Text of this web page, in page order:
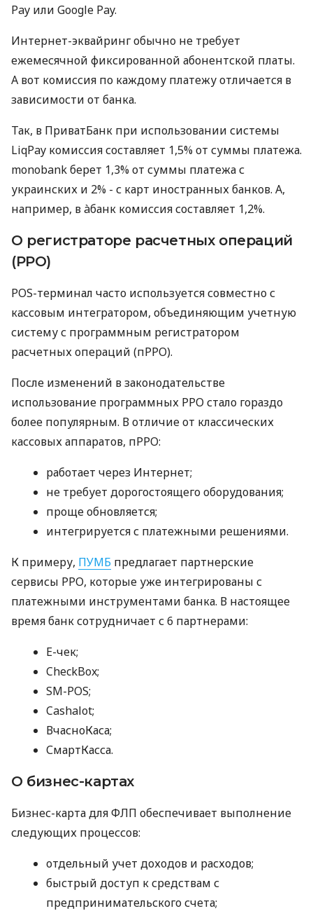
Pay или Google Pay.
Интернет-эквайринг обычно не требует
ежемесячной фиксированной абонентской платы.
А вот комиссия по каждому платежу отличается в
зависимости от банка.
Так, в ПриватБанк при использовании системы
LiqPay комиссия составляет 1,5% от суммы платежа.
monobank берет 1,3% от суммы платежа с
украинских и 2% - с карт иностранных банков. А,
например, в àбанк комиссия составляет 1,2%.
О регистраторе расчетных операций
(РРО)
POS-терминал часто используется совместно с
кассовым интегратором, объединяющим учетную
систему с программным регистратором
расчетных операций (пРРО).
После изменений в законодательстве
использование программных РРО стало гораздо
более популярным. В отличие от классических
кассовых аппаратов, пРРО:
работает через Интернет;
не требует дорогостоящего оборудования;
проще обновляется;
интегрируется с платежными решениями.
К примеру, ПУМБ предлагает партнерские
сервисы РРО, которые уже интегрированы с
платежными инструментами банка. В настоящее
время банк сотрудничает с 6 партнерами:
E-чек;
CheckBox;
SM-POS;
Cashalot;
ВчасноКаса;
СмартКасса.
О бизнес-картах
Бизнес-карта для ФЛП обеспечивает выполнение
следующих процессов:
отдельный учет доходов и расходов;
быстрый доступ к средствам с
предпринимательского счета;